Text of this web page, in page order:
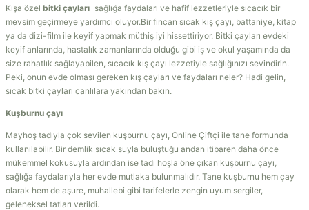
Kışa özel bitki çayları sağlığa faydaları ve hafif lezzetleriyle sıcacık bir
mevsim geçirmeye yardımcı oluyor.Bir fincan sıcak kış çayı, battaniye, kitap
ya da dizi-film ile keyif yapmak müthiş iyi hissettiriyor. Bitki çayları evdeki
keyif anlarında, hastalık zamanlarında olduğu gibi iş ve okul yaşamında da
size rahatlık sağlayabilen, sıcacık kış çayı lezzetiyle sağlığınızı sevindirin.
Peki, onun evde olması gereken kış çayları ve faydaları neler? Hadi gelin,
sıcak bitki çayları canlılara yakından bakın.
Kuşburnu çayı
Mayhoş tadıyla çok sevilen kuşburnu çayı, Online Çiftçi ile tane formunda
kullanılabilir. Bir demlik sıcak suyla buluştuğu andan itibaren daha önce
mükemmel kokusuyla ardından ise tadı hoşla öne çıkan kuşburnu çayı,
sağlığa faydalarıyla her evde mutlaka bulunmalıdır. Tane kuşburnu hem çay
olarak hem de aşure, muhallebi gibi tarifelerle zengin uyum sergiler,
geleneksel tatları verildi.